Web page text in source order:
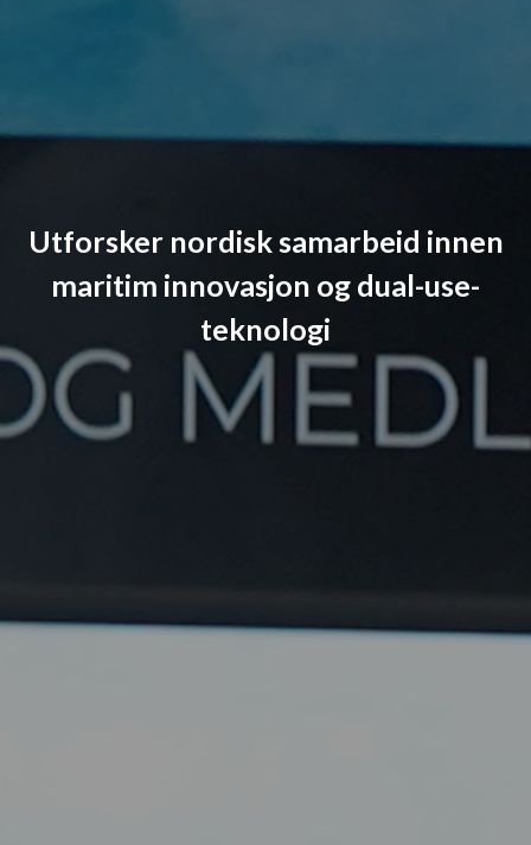
Utforsker nordisk samarbeid innen
maritim innovasjon og dual-use-
teknologi